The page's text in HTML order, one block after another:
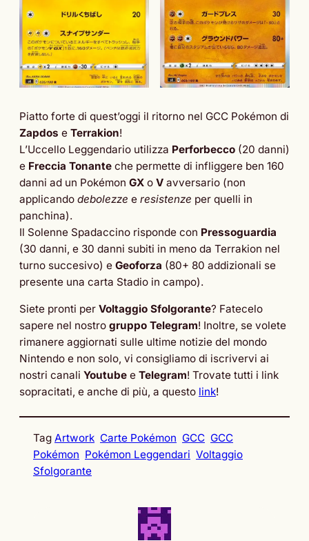
Piatto forte di quest’oggi il ritorno nel GCC Pokémon di
Zapdos e Terrakion!
L’Uccello Leggendario utilizza Perforbecco (20 danni)
e Freccia Tonante che permette di infliggere ben 160
danni ad un Pokémon GX o V avversario (non
applicando debolezze e resistenze per quelli in
panchina).
Il Solenne Spadaccino risponde con Pressoguardia
(30 danni, e 30 danni subiti in meno da Terrakion nel
turno succesivo) e Geoforza (80+ 80 addizionali se
presente una carta Stadio in campo).
Siete pronti per Voltaggio Sfolgorante? Fatecelo
sapere nel nostro gruppo Telegram! Inoltre, se volete
rimanere aggiornati sulle ultime notizie del mondo
Nintendo e non solo, vi consigliamo di iscrivervi ai
nostri canali Youtube e Telegram! Trovate tutti i link
sopracitati, e anche di più, a questo link!
Tag Artwork Carte Pokémon GCC GCC
Pokémon Pokémon Leggendari Voltaggio
Sfolgorante